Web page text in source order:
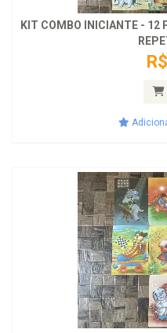
KIT COMBO INICIANTE - 12